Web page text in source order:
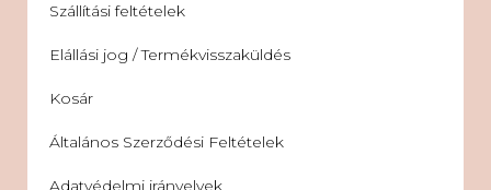
Szállítási feltételek
Elállási jog / Termékvisszaküldés
Kosár
Általános Szerződési Feltételek